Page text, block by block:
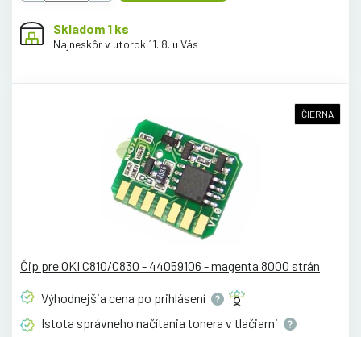
Skladom 1 ks
Najneskôr v utorok 11. 8. u Vás
ČIERNA
Čip pre OKI C810/C830 - 44059106 - magenta 8000 strán
Výhodnejšia cena po prihlásení
Istota správneho načítania tonera v tlačiarni